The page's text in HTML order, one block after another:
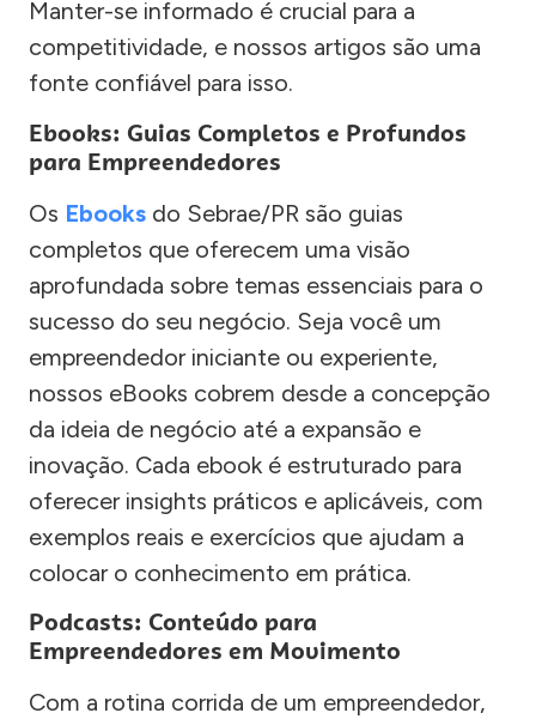
Manter-se informado é crucial para a
competitividade, e nossos artigos são uma
fonte confiável para isso.
Ebooks: Guias Completos e Profundos
para Empreendedores
Os Ebooks do Sebrae/PR são guias
completos que oferecem uma visão
aprofundada sobre temas essenciais para o
sucesso do seu negócio. Seja você um
empreendedor iniciante ou experiente,
nossos eBooks cobrem desde a concepção
da ideia de negócio até a expansão e
inovação. Cada ebook é estruturado para
oferecer insights práticos e aplicáveis, com
exemplos reais e exercícios que ajudam a
colocar o conhecimento em prática.
Podcasts: Conteúdo para
Empreendedores em Movimento
Com a rotina corrida de um empreendedor,